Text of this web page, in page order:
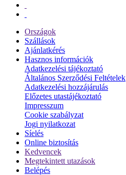
Országok
Szállások
Ajánlatkérés
Hasznos információk
Adatkezelési tájékoztató
Általános Szerződési Feltételek
Adatkezelési hozzájárulás
Előzetes utastájékoztató
Impresszum
Cookie szabályzat
Jogi nyilatkozat
Síelés
Online biztosítás
Kedvencek
Megtekintett utazások
Belépés